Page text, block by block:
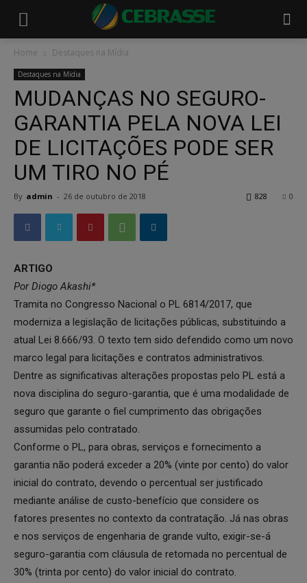
Home Destaques na Mídia
Destaques na Mídia
MUDANÇAS NO SEGURO-
GARANTIA PELA NOVA LEI
DE LICITAÇÕES PODE SER
UM TIRO NO PÉ
By admin - 26 de outubro de 2018 0
828
ARTIGO
Por Diogo Akashi*
Tramita no Congresso Nacional o PL 6814/2017, que
moderniza a legislação de licitações públicas, substituindo a
atual Lei 8.666/93. O texto tem sido defendido como um novo
marco legal para licitações e contratos administrativos.
Dentre as significativas alterações propostas pelo PL está a
nova disciplina do seguro-garantia, que é uma modalidade de
seguro que garante o fiel cumprimento das obrigações
assumidas pelo contratado.
Conforme o PL, para obras, serviços e fornecimento a
garantia não poderá exceder a 20% (vinte por cento) do valor
inicial do contrato, devendo o percentual ser justificado
mediante análise de custo-benefício que considere os
fatores presentes no contexto da contratação. Já nas obras
e nos serviços de engenharia de grande vulto, exigir-se-á
seguro-garantia com cláusula de retomada no percentual de
30% (trinta por cento) do valor inicial do contrato.